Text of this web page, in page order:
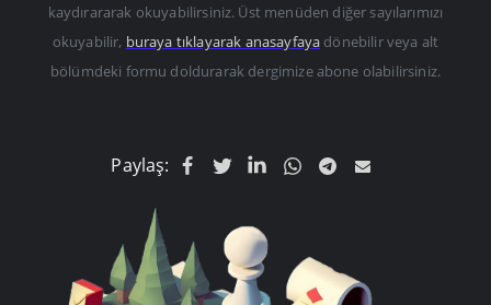
kaydırararak okuyabilirsiniz. Üst menüden diğer sayılarımızı
okuyabilir, buraya tıklayarak anasayfaya dönebilir veya alt
bölümdeki formu doldurarak dergimize abone olabilirsiniz.
Paylaş: